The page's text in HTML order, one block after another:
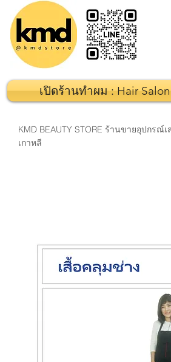
เปิดร้านทำผม : Hair Salon
KMD BEAUTY STORE ร้านขายอุปกรณ์
เกาหลี